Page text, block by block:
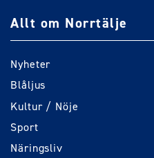
Allt om Norrtälje
Nyheter
Blåljus
Kultur / Nöje
Sport
Näringsliv